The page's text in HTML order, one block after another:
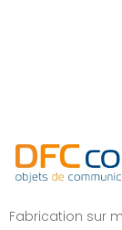
Fabrication sur